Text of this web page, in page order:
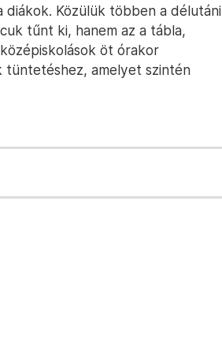
Közülük többen a délutáni
tűnt ki, hanem az a tábla,
öt órakor
tüntetéshez, amelyet szintén